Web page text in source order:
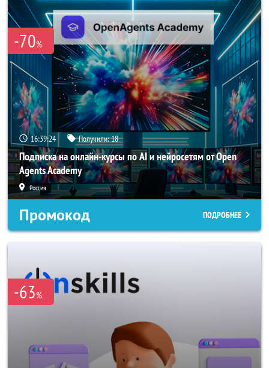
-70%
16:39:21 Получили:18
Подписка на онлайн-курсы по AI и нейросетям от Open
Agents Academy
Россия
Промокод ПОДРОБНЕЕ
-63%